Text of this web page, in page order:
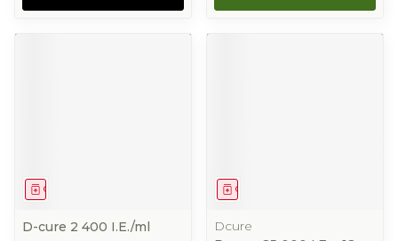
Geneesmiddel
D-cure 2 400 I.E./ml
Geneesmiddel
Dcure